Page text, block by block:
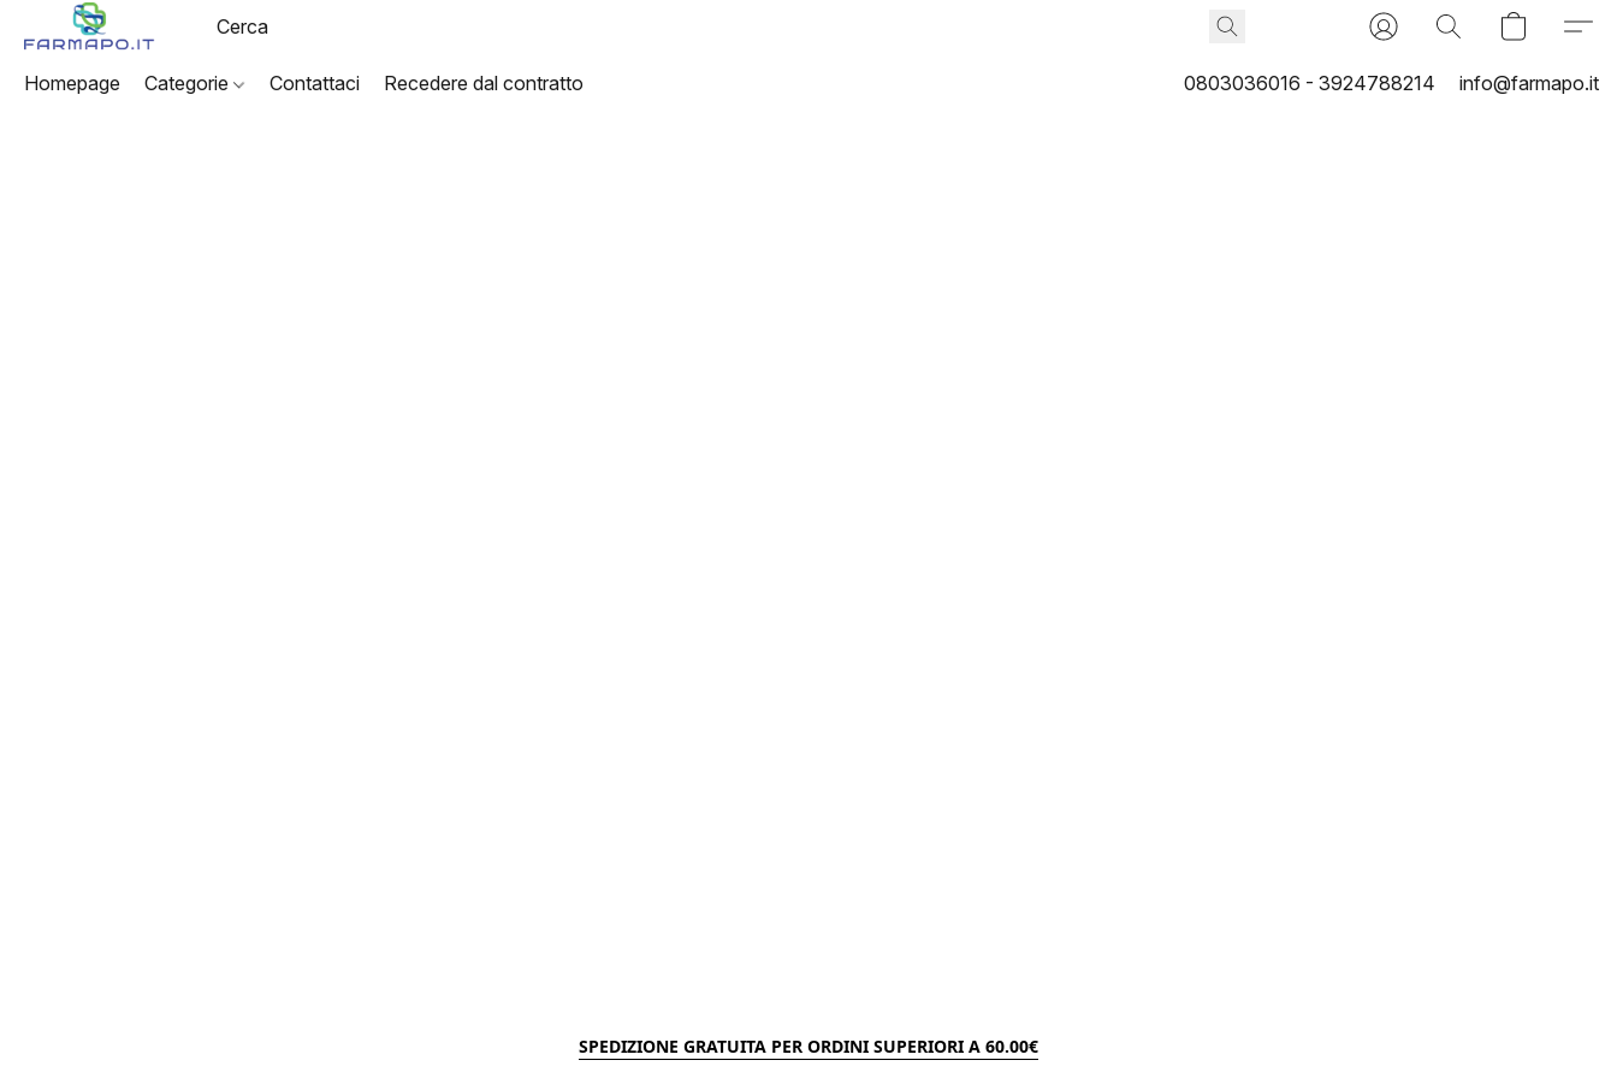
Homepage Categorie Contattaci Recedere dal contratto 0803036016 - 3924788214 info@farmapo.it
SPEDIZIONE GRATUITA PER ORDINI SUPERIORI A 60.00€